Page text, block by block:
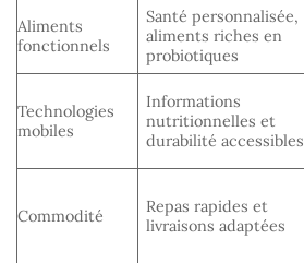
Aliments
fonctionnels
Santé personnalisée,
aliments riches en
probiotiques
Technologies
mobiles
Informations
nutritionnelles et
durabilité accessibles
Commodité
Repas rapides et
livraisons adaptées